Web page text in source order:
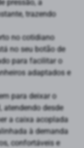
pressão, a
trazendo
no cotidiano
no seu botão de
para facilitar o
adaptados e
para deixar o
atendendo desde
a caixa acoplada
à demanda
confortáveis e